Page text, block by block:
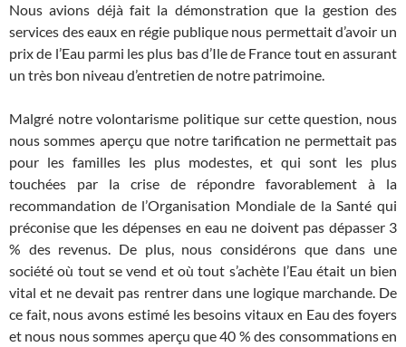
Nous avions déjà fait la démonstration que la gestion des
services des eaux en régie publique nous permettait d’avoir un
prix de l’Eau parmi les plus bas d’Ile de France tout en assurant
un très bon niveau d’entretien de notre patrimoine.
Malgré notre volontarisme politique sur cette question, nous
nous sommes aperçu que notre tarification ne permettait pas
pour les familles les plus modestes, et qui sont les plus
touchées par la crise de répondre favorablement à la
recommandation de l’Organisation Mondiale de la Santé qui
préconise que les dépenses en eau ne doivent pas dépasser 3
% des revenus. De plus, nous considérons que dans une
société où tout se vend et où tout s’achète l’Eau était un bien
vital et ne devait pas rentrer dans une logique marchande. De
ce fait, nous avons estimé les besoins vitaux en Eau des foyers
et nous nous sommes aperçu que 40 % des consommations en